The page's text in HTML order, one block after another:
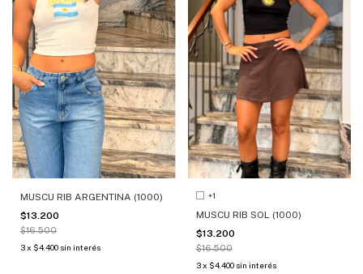
MUSCU RIB ARGENTINA (1000)
$13.200
$16.500
3x $4.400 sin interés
+1
MUSCU RIB SOL (1000)
$13.200
$16.500
3 x $4.400 sin interés